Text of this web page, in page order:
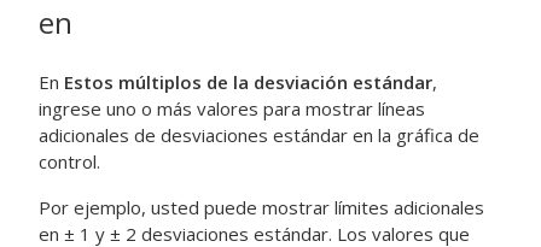
en
En Estos múltiplos de la desviación estándar,
ingrese uno o más valores para mostrar líneas
adicionales de desviaciones estándar en la gráfica de
control.
Por ejemplo, usted puede mostrar límites adicionales
en ± 1 y ± 2 desviaciones estándar. Los valores que